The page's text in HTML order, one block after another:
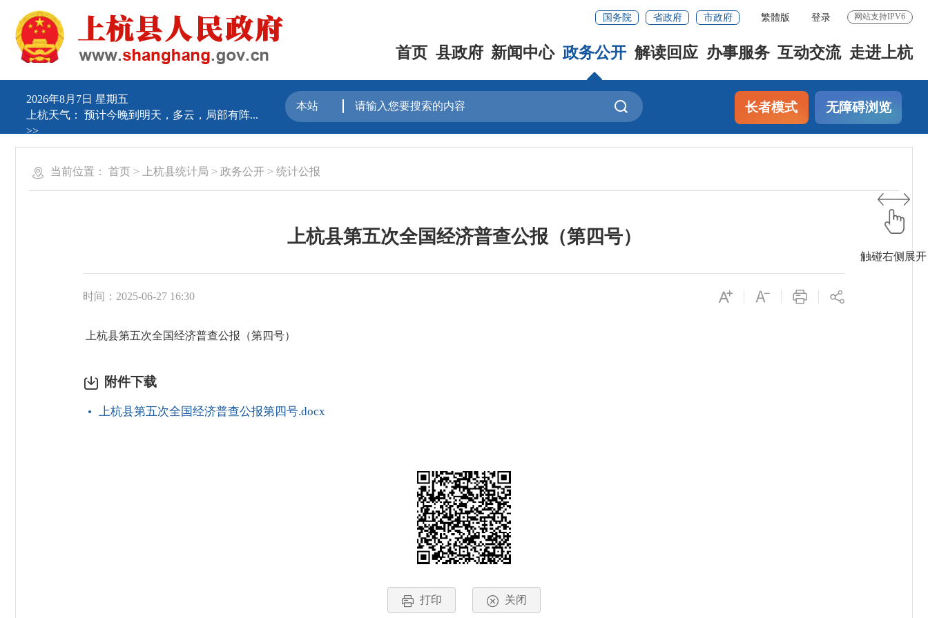
国务院 省政府 市政府 繁體版 登录 网站支持IPV6
首页 县政府 新闻中心 政务公开 解读回应 办事服务 互动交流 走进上杭
2026年8月7日 星期五
上杭天气： 预计今晚到明天，多云，局部有阵...
>>
长者模式 无障碍浏览
当前位置： 首页 > 上杭县统计局 > 政务公开 > 统计公报
上杭县第五次全国经济普查公报（第四号）
时间：2025-06-27 16:30
上杭县第五次全国经济普查公报（第四号）
附件下载
上杭县第五次全国经济普查公报第四号.docx
打印 关闭
触碰右侧展开